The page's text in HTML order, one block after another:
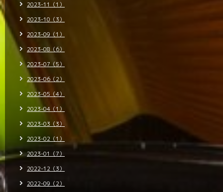
2023-11（1）
2023-10（3）
2023-09（1）
2023-08（6）
2023-07（5）
2023-06（2）
2023-05（4）
2023-04（1）
2023-03（3）
2023-02（1）
2023-01（7）
2022-12（3）
2022-09（2）